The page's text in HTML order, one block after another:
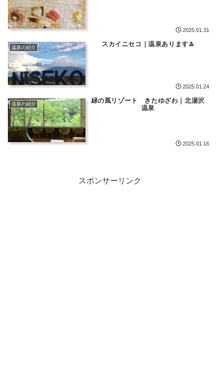
2025.01.31
温泉の紹介 スカイニセコ｜温泉あります♨️
2025.01.24
温泉の紹介
緑の風リゾート きたゆざわ｜北湯沢
温泉
2025.01.16
スポンサーリンク